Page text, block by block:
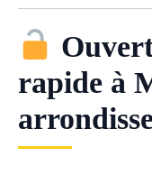
rapide à